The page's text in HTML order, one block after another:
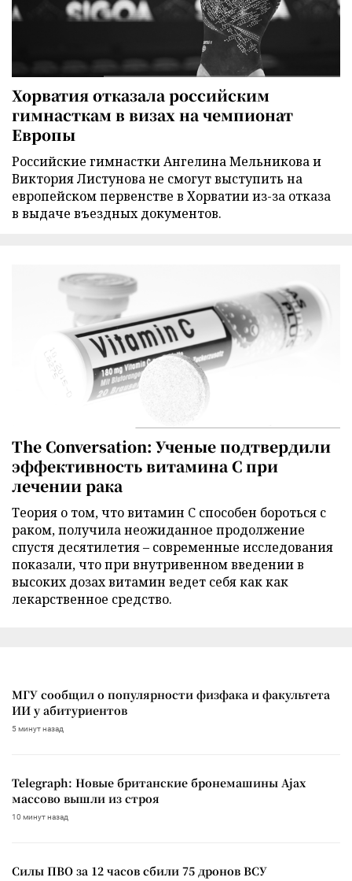
Хорватия отказала российским
гимнасткам в визах на чемпионат
Европы
Российские гимнастки Ангелина Мельникова и
Виктория Листунова не смогут выступить на
европейском первенстве в Хорватии из-за отказа
в выдаче въездных документов.
The Conversation: Ученые подтвердили
эффективность витамина C при
лечении рака
Теория о том, что витамин C способен бороться с
раком, получила неожиданное продолжение
спустя десятилетия – современные исследования
показали, что при внутривенном введении в
высоких дозах витамин ведет себя как как
лекарственное средство.
МГУ сообщил о популярности физфака и факультета
ИИ у абитуриентов
5 минут назад
Telegraph: Новые британские бронемашины Ajax
массово вышли из строя
10 минут назад
Силы ПВО за 12 часов сбили 75 дронов ВСУ